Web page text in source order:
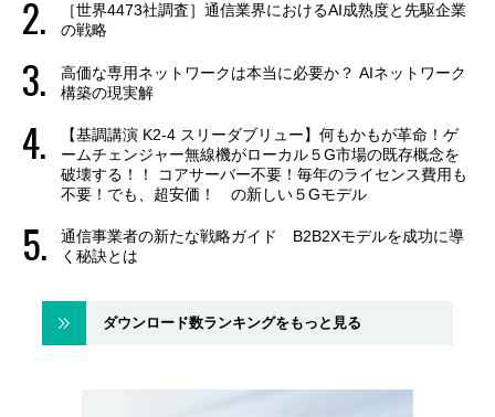
［世界4473社調査］通信業界におけるAI成熟度と先駆企業
の戦略
高価な専用ネットワークは本当に必要か？ AIネットワーク
構築の現実解
【基調講演 K2-4 スリーダブリュー】何もかもが革命！ゲ
ームチェンジャー無線機がローカル５G市場の既存概念を
破壊する！！ コアサーバー不要！毎年のライセンス費用も
不要！でも、超安価！ の新しい５Gモデル
通信事業者の新たな戦略ガイド B2B2Xモデルを成功に導
く秘訣とは
ダウンロード数ランキングをもっと見る